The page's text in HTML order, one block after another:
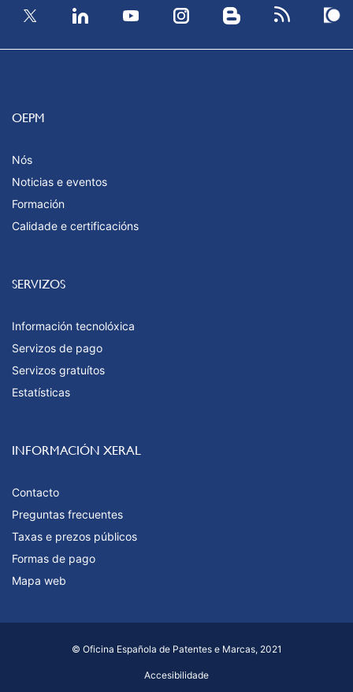
OEPM
Nós
Noticias e eventos
Formación
Calidade e certificacións
SERVIZOS
Información tecnolóxica
Servizos de pago
Servizos gratuítos
Estatísticas
INFORMACIÓN XERAL
Contacto
Preguntas frecuentes
Taxas e prezos públicos
Formas de pago
Mapa web
© Oficina Española de Patentes e Marcas, 2021
Accesibilidade